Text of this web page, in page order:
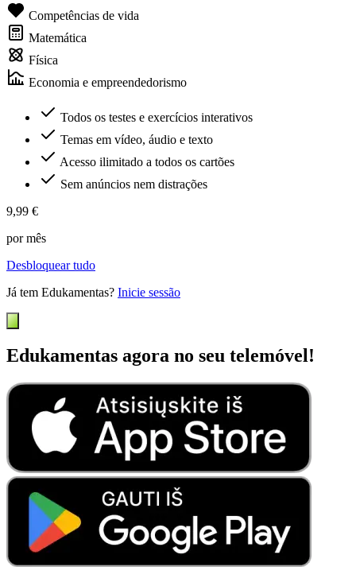
Competências de vida
Matemática
Física
Economia e empreendedorismo
Todos os testes e exercícios interativos
Temas em vídeo, áudio e texto
Acesso ilimitado a todos os cartões
Sem anúncios nem distrações
9,99 €
por mês
Desbloquear tudo
Já tem Edukamentas? Inicie sessão
Edukamentas agora no seu telemóvel!